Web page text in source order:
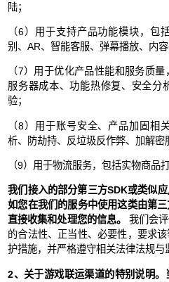
陆；
（6）用于支持产品功能模块，包
别、AR、智能客服、弹幕播放、内容
（7）用于优化产品性能和服务质
服务器成本、功能热修复、安全分
验；
（8）用于账号安全、产品加固相
析、防劫持、反垃圾反作弊、加解密
（9）用于物流服务，包括实物商品
我们接入的部分第三方SDK或类似
如您在我们的服务中使用这类由第
直接收集和处理您的信息。
我们会
的合法性、正当性、必要性，要求
护措施，并严格遵守相关法律法规与
2、关于游戏联运渠道的特别说明